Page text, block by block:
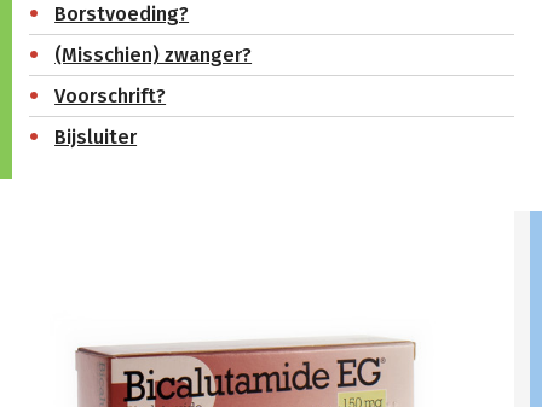
Borstvoeding?
(Misschien) zwanger?
Voorschrift?
Bijsluiter